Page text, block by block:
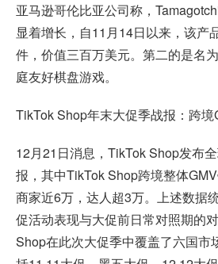
亚马逊哥伦比亚公司称，
显着增长，自11月14日以来，该产
件，价值三百万美元。第二的是名
庭友好棋盘游戏。
TikTok Shop年末大促季战报：跨
12月21日消息，TikTok Shop发布
报，其中TikTok Shop跨境整体
商家近6万，达人超3万。上述数据
促活动表现与大促前日常对照期的
Shop在此次大促季中覆盖了六国市